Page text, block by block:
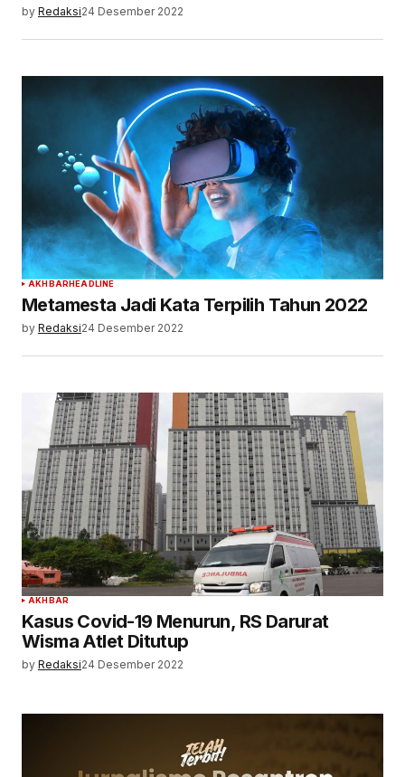
by Redaksi24 Desember 2022
AKHBARHEADLINE
Metamesta Jadi Kata Terpilih Tahun 2022
by Redaksi24 Desember 2022
AKHBAR
Kasus Covid-19 Menurun, RS Darurat
Wisma Atlet Ditutup
by Redaksi24 Desember 2022